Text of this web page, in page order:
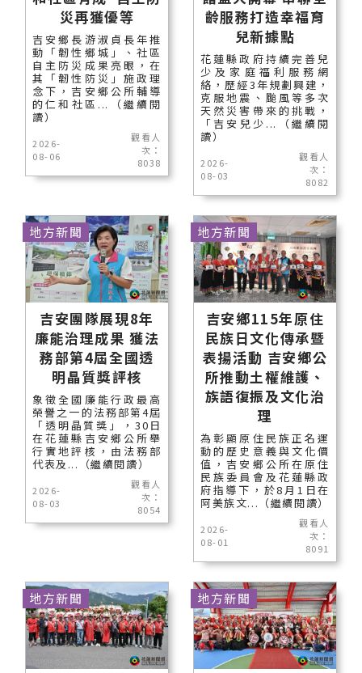
災再獲優等
吉安鄉長游淑貞長年推
動「韌性鄉城」、社區
自主防災成果亮眼，在
其「韌性防災」施政理
念下，吉安鄉公所輔導
的仁和社區...（繼續閱
讀）
2026-
08-06
觀看人
次：
8038
齡服務打造幸福育
兒新據點
花蓮縣政府持續完善兒
少及家庭福利服務網
絡，歷經3年規劃興建，
克服地震、颱風等多次
天然災害帶來的挑戰，
「吉安兒少...（繼續閱
讀）
2026-
08-03
觀看人
次：
8082
吉安團隊展現8年
廉能治理成果 獲法
務部第4屆全國透
明晶質獎評核
象徵全國廉能行政最高
榮譽之一的法務部第4屆
「透明晶質獎」，30日
在花蓮縣吉安鄉公所舉
行實地評核，由法務部
代表及...（繼續閱讀）
2026-
08-03
觀看人
次：
8054
地方新聞
吉安鄉115年原住
民族日文化傳承暨
表揚活動 吉安鄉公
所推動土權維護、
族語復振及文化治
理
為彰顯原住民族正名運
動的歷史意義與文化價
值，吉安鄉公所在原住
民族委員會及花蓮縣政
府指導下，於8月1日在
阿美族文...（繼續閱讀）
2026-
08-01
觀看人
次：
8091
地方新聞
地方新聞 地方新聞